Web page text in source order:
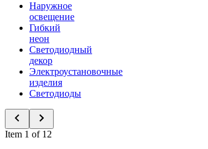
Наружное
освещение
Гибкий
неон
Светодиодный
декор
Электроустановочные
изделия
Светодиоды
Item 1 of 12